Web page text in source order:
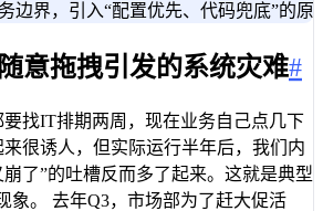
边界，引入“配置优先、代码兜底”的
意拖拽引发的系统灾难#
找IT排期两周，现在业务自己点几下
很诱人，但实际运行半年后，我们内
了”的吐槽反而多了起来。这就是典型
象。 去年Q3，市场部为了赶大促活